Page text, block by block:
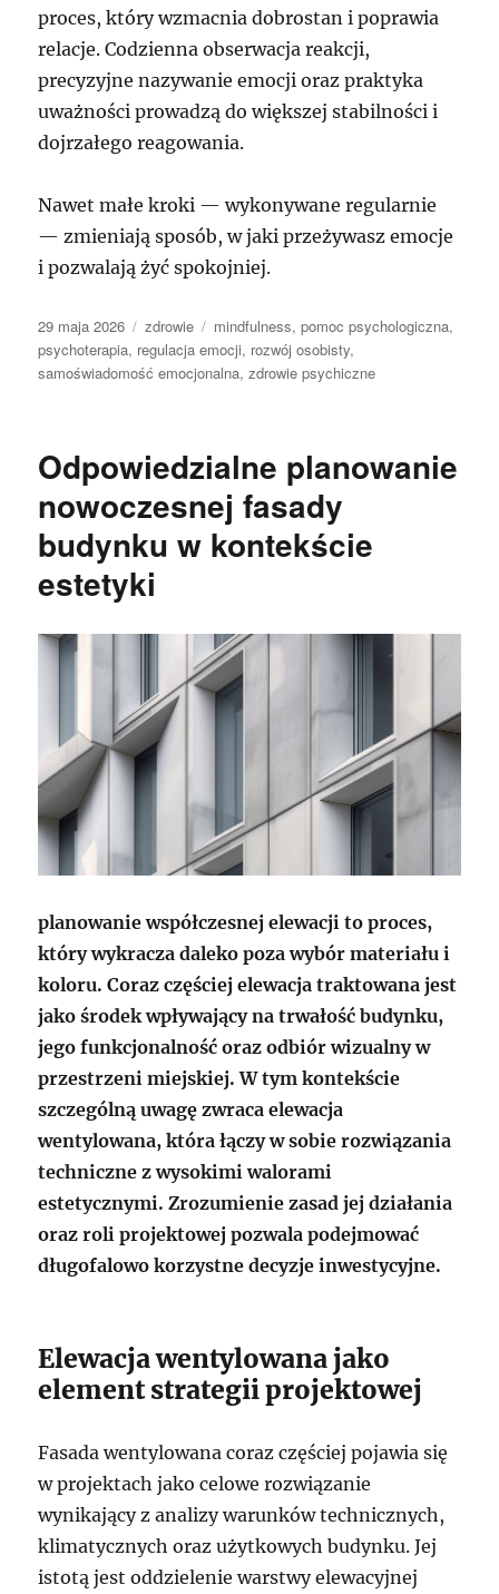
proces, który wzmacnia dobrostan i poprawia
relacje. Codzienna obserwacja reakcji,
precyzyjne nazywanie emocji oraz praktyka
uważności prowadzą do większej stabilności i
dojrzałego reagowania.
Nawet małe kroki — wykonywane regularnie
— zmieniają sposób, w jaki przeżywasz emocje
i pozwalają żyć spokojniej.
Data
publikacji
29 maja 2026 Kategorie
zdrowie Tagi
mindfulness,pomoc psychologiczna,
psychoterapia, regulacja emocji, rozwój osobisty,
samoświadomość emocjonalna,zdrowie psychiczne
Odpowiedzialne planowanie
nowoczesnej fasady
budynku w kontekście
estetyki
planowanie współczesnej elewacji to proces,
który wykracza daleko poza wybór materiału i
koloru. Coraz częściej elewacja traktowana jest
jako środek wpływający na trwałość budynku,
jego funkcjonalność oraz odbiór wizualny w
przestrzeni miejskiej. W tym kontekście
szczególną uwagę zwraca elewacja
wentylowana, która łączy w sobie rozwiązania
techniczne z wysokimi walorami
estetycznymi. Zrozumienie zasad jej działania
oraz roli projektowej pozwala podejmować
długofalowo korzystne decyzje inwestycyjne.
Elewacja wentylowana jako
element strategii projektowej
Fasada wentylowana coraz częściej pojawia się
w projektach jako celowe rozwiązanie
wynikający z analizy warunków technicznych,
klimatycznych oraz użytkowych budynku. Jej
istotą jest oddzielenie warstwy elewacyjnej